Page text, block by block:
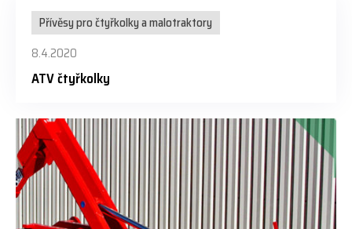
Přívěsy pro čtyřkolky a malotraktory
8.4.2020
ATV čtyřkolky